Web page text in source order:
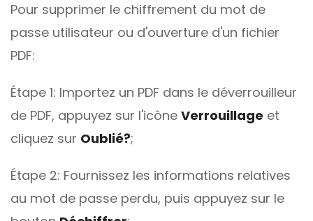
Pour supprimer le chiffrement du mot de
passe utilisateur ou d'ouverture d'un fichier
PDF:
Étape 1: Importez un PDF dans le déverrouilleur
de PDF, appuyez sur l'icône Verrouillage et
cliquez sur Oublié?;
Étape 2: Fournissez les informations relatives
au mot de passe perdu, puis appuyez sur le